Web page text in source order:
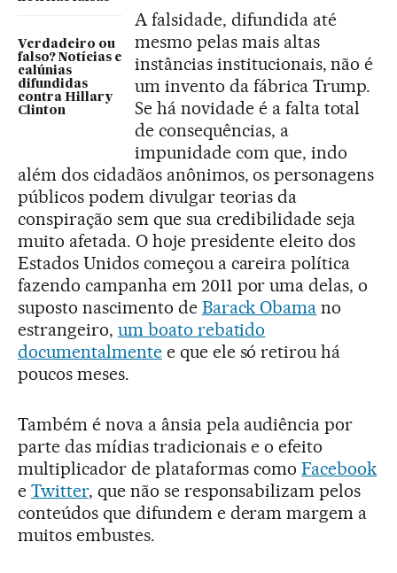
Verdadeiro ou
falso? Notícias e
calúnias
difundidas
contra Hillary
Clinton
A falsidade, difundida até
mesmo pelas mais altas
instâncias institucionais, não é
um invento da fábrica Trump.
Se há novidade é a falta total
de consequências, a
impunidade com que, indo
além dos cidadãos anônimos, os personagens
públicos podem divulgar teorias da
conspiração sem que sua credibilidade seja
muito afetada. O hoje presidente eleito dos
Estados Unidos começou a careira política
fazendo campanha em 2011 por uma delas, o
suposto nascimento de Barack Obama no
estrangeiro, um boato rebatido
documentalmentee que ele só retirou há
poucos meses.
Também é nova a ânsia pela audiência por
parte das mídias tradicionais e o efeito
multiplicador de plataformas comoFacebook
e Twitter, que não se responsabilizam pelos
conteúdos que difundem e deram margem a
muitos embustes.